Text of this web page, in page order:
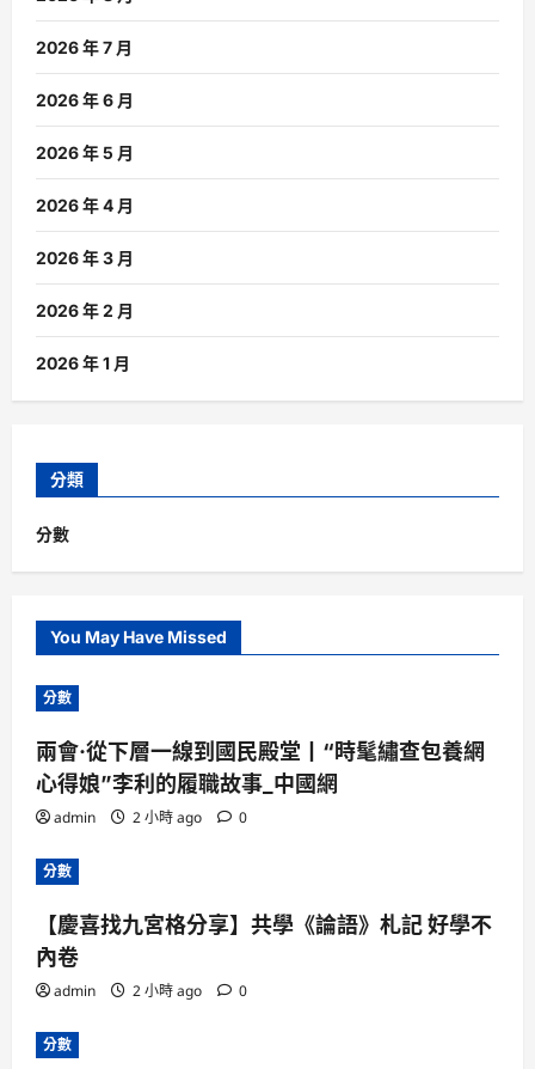
2026 年 7 月
2026 年 6 月
2026 年 5 月
2026 年 4 月
2026 年 3 月
2026 年 2 月
2026 年 1 月
分類
分數
You May Have Missed
分數
兩會·從下層一線到國民殿堂丨“時髦繡查包養網
心得娘”李利的履職故事_中國網
admin 2 小時 ago 0
分數
【慶喜找九宮格分享】共學《論語》札記 好學不
內卷
admin 2 小時 ago 0
分數